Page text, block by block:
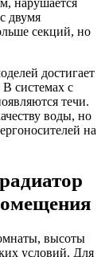
двумя
секций, но
достигает
В системах с
течи.
воды, но
на
высоты
условий. Для